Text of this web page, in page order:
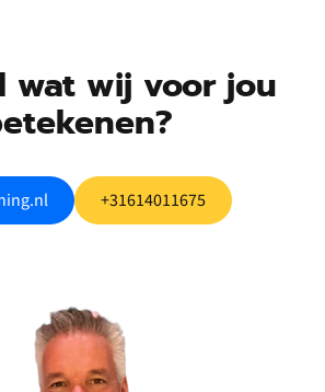
wat wij voor jou
+31614011675